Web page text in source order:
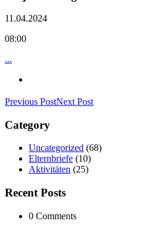
11.04.2024
08:00
...
Previous PostNext Post
Category
Uncategorized (68)
Elternbriefe (10)
Aktivitäten (25)
Recent Posts
0 Comments